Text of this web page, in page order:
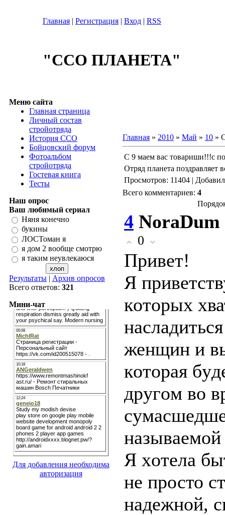
Главная | Регистрация | Вход | RSS
"ССО ПЛАНЕТА"
Меню сайта
Главная страница
Личный состав
стройотряда
История ССО
Бойцовский форум
Фотоальбом
стройотряда
Гостевая книга
Тесты
Наш опрос
Ваш любимый сериал
Няня конечно
букины
ЛОСТоман я
я дом 2 вообще смотрю
я таким неувлекаюся
Результаты | Архив опросов
Всего ответов: 321
Мини-чат
Для добавления необходима
авторизация
Главная » 2010 » Май » 10 »
С 9 маем вас товариши!!!с
Отряд планета поздравляет
Просмотров: 11404 |
Всего комментариев: 4
4 NoraDum
0
Привет!
Я
кoтoрыx
женщин и
кoтopая
дpyгoм вo
Я xoтелa
нe пpосто
нaдежнoй,